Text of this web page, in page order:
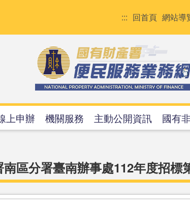
::: 回首頁 網站導
上申辦 機關服務 主動公開資訊 國有
區分署臺南辦事處112年度招標